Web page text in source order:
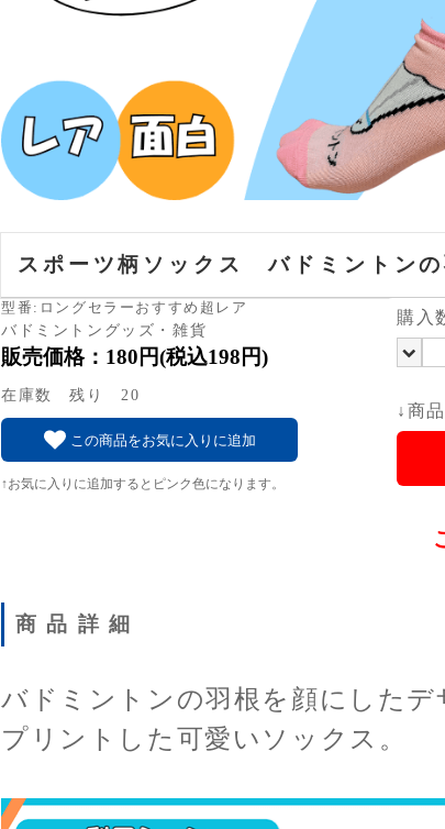
スポーツ柄ソックス バドミントン
型番:ロングセラーおすすめ超レア
バドミントングッズ・雑貨
販売価格：180円(税込198円)
在庫数 残り 20
この商品をお気に入りに追加
↑お気に入りに追加するとピンク色になります。
購入
↓商
商品詳細
バドミントンの羽根を顔にしたデ
プリントした可愛いソックス。